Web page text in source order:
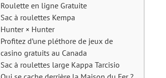
Roulette en ligne Gratuite
Sac à roulettes Kempa
Hunter × Hunter
Profitez d’une pléthore de jeux de
casino gratuits au Canada
Sac à roulettes large Kappa Tarcisio